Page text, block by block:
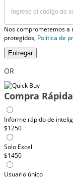
Nos comprometemos a
protegidos, Política de
Entregar
OR
Compra Rápida
Informe rápido de
$1250
Solo Excel
$1450
Usuario único